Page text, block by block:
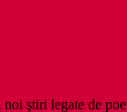
ştiri legate de